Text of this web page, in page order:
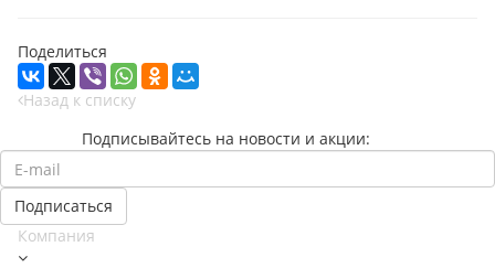
Поделиться
Назад к списку
Подписывайтесь на новости и акции:
Компания